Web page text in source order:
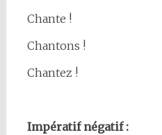
Chante !
Chantons !
Chantez !
Impératif négatif :